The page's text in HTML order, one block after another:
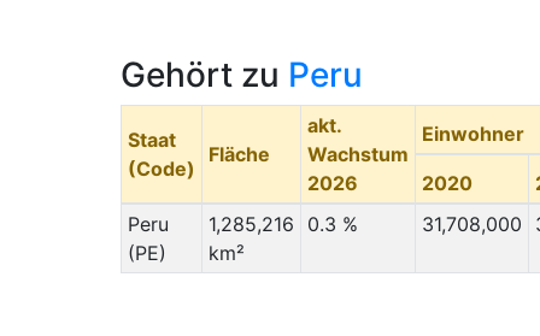
stellenweise recht vernachlässigt bleiben
könnten.
Auch in der Fläche wächst die Stadt
sicherlich noch stark: Nach einer Analyse des
Umlandes von Trujillo auf Satellitenbildern,
ergibt sich eine Größe von rund 300 km² für
die 1,5 Mio-Stadt um das Jahr 2050.
Gehört zu Peru
Staat
(Code)
Fläche
akt.
Wachstum
2026
Einwohner
2020
Peru
(PE)
1,285,216
km²
0.3 % 31,708,000